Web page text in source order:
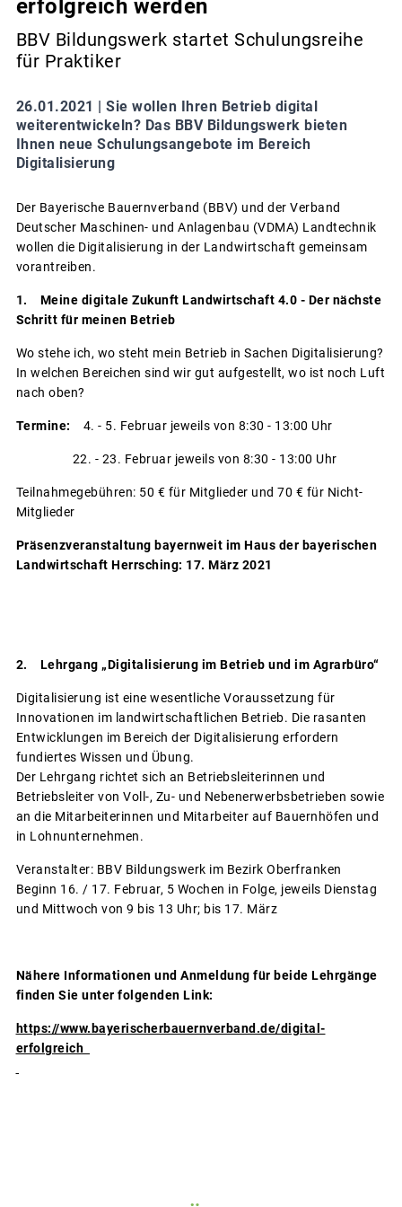
erfolgreich werden
BBV Bildungswerk startet Schulungsreihe
für Praktiker
26.01.2021 | Sie wollen Ihren Betrieb digital
weiterentwickeln? Das BBV Bildungswerk bieten
Ihnen neue Schulungsangebote im Bereich
Digitalisierung
Der Bayerische Bauernverband (BBV) und der Verband
Deutscher Maschinen- und Anlagenbau (VDMA) Landtechnik
wollen die Digitalisierung in der Landwirtschaft gemeinsam
vorantreiben.
1. Meine digitale Zukunft Landwirtschaft 4.0 - Der nächste
Schritt für meinen Betrieb
Wo stehe ich, wo steht mein Betrieb in Sachen Digitalisierung?
In welchen Bereichen sind wir gut aufgestellt, wo ist noch Luft
nach oben?
Termine: 4. - 5. Februar jeweils von 8:30 - 13:00 Uhr
22. - 23. Februar jeweils von 8:30 - 13:00 Uhr
Teilnahmegebühren: 50 € für Mitglieder und 70 € für Nicht-
Mitglieder
Präsenzveranstaltung bayernweit im Haus der bayerischen
Landwirtschaft Herrsching: 17. März 2021
2. Lehrgang „Digitalisierung im Betrieb und im Agrarbüro“
Digitalisierung ist eine wesentliche Voraussetzung für
Innovationen im landwirtschaftlichen Betrieb. Die rasanten
Entwicklungen im Bereich der Digitalisierung erfordern
fundiertes Wissen und Übung.
Der Lehrgang richtet sich an Betriebsleiterinnen und
Betriebsleiter von Voll-, Zu- und Nebenerwerbsbetrieben sowie
an die Mitarbeiterinnen und Mitarbeiter auf Bauernhöfen und
in Lohnunternehmen.
Veranstalter: BBV Bildungswerk im Bezirk Oberfranken
Beginn 16. / 17. Februar, 5 Wochen in Folge, jeweils Dienstag
und Mittwoch von 9 bis 13 Uhr; bis 17. März
Nähere Informationen und Anmeldung für beide Lehrgänge
finden Sie unter folgenden Link:
https://www.bayerischerbauernverband.de/digital-
erfolgreich